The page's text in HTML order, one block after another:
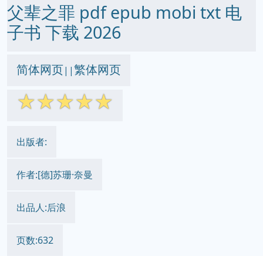
父辈之罪 pdf epub mobi txt 电
子书 下载 2026
简体网页||繁体网页
☆☆☆☆☆
出版者:
作者:[德]苏珊·奈曼
出品人:后浪
页数:632